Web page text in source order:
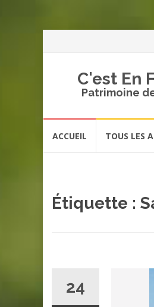
C'est En
Patrimoine
ACCUEIL TOUS LES
Étiquette :
24